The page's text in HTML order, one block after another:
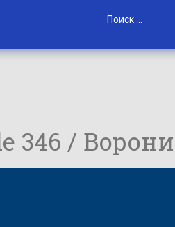
346 /